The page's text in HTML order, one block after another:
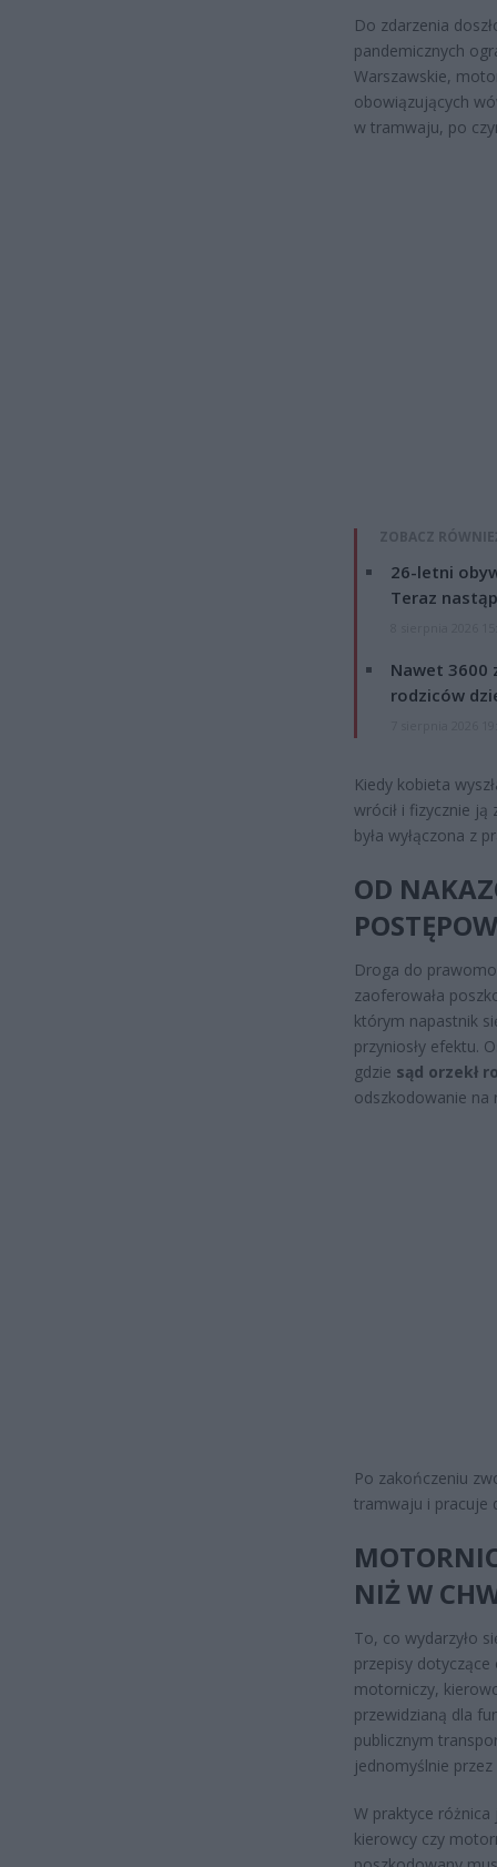
Do zdarzenia
pandemicznych
Warszawskie,
obowiązujących
w tramwaju, po
ZOBACZ
26-letni
Teraz
Nawet 3600
rodziców
Kiedy kobieta
wrócił i fizycznie ją
była wyłączona z
OD
Droga do
zaoferowała
którym napastnik
przyniosły efektu.
gdzie sąd orzekł
odszkodowanie na
Po zakończeniu
tramwaju i pracuje
NIŻ W
To, co wydarzyło
przepisy
motorniczy,
przewidzianą dla
publicznym
jednomyślnie
W praktyce
kierowcy czy